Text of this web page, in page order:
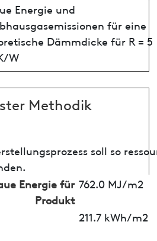
Energie und
für eine
Dämmdicke für R = 5
W
Methodik
soll so
Energie für
Produkt
762.0 MJ/m2
211.7 kWh/m2